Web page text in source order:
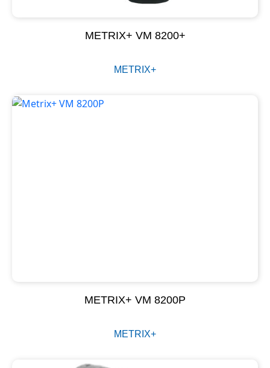
METRIX+ VM 8200+
METRIX+
METRIX+ VM 8200P
METRIX+